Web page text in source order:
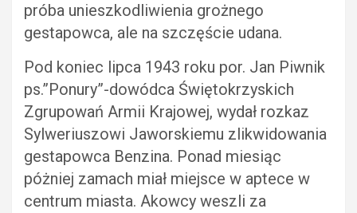
próba unieszkodliwienia grożnego
gestapowca, ale na szczęście udana.
Pod koniec lipca 1943 roku por. Jan Piwnik
ps.”Ponury”-dowódca Świętokrzyskich
Zgrupowań Armii Krajowej, wydał rozkaz
Sylweriuszowi Jaworskiemu zlikwidowania
gestapowca Benzina. Ponad miesiąc
póżniej zamach miał miejsce w aptece w
centrum miasta. Akowcy weszli za